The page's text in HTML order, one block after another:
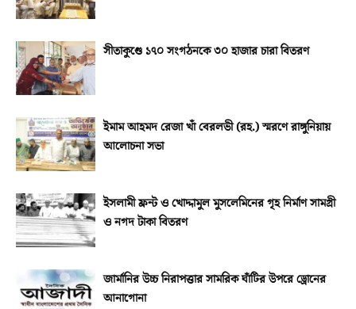
সীতাকুণ্ডে ১৭০ সংগঠনকে ৩০ হাজার চারা বিতরণ
ইমাম আহমদ রেজা খাঁ বেরলভী (রহ.) স্মরণে রাঙ্গুনিয়ায়
আলোচনা সভা
ইসলামী ফ্রন্ট ও খোদ্দামুল মুসলেমিনের গৃহ নির্মাণ সামগ্রী
ও নগদ টাকা বিতরণ
জার্মানির উচ্চ নিরাপত্তার সামরিক ঘাঁটির উপরে ড্রোনের
আনাগোনা